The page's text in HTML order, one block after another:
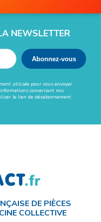
NEWSLETTER
utilisée pour vous envoyer
concernant nos
le lien de désabonnement
DE PIÈCES
COLLECTIVE